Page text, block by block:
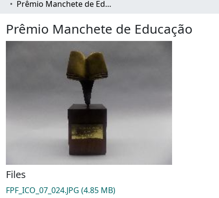
Prêmio Manchete de Educação
Prêmio Manchete de Educação
Files
FPF_ICO_07_024.JPG (4.85 MB)